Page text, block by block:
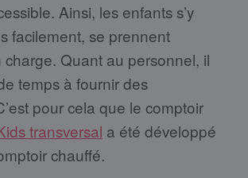
Ainsi, les enfants s’y
facilement, se prennent
Quant au personnel, il
temps à fournir des
pour cela que le comptoir
transversal a été développé
chauffé.